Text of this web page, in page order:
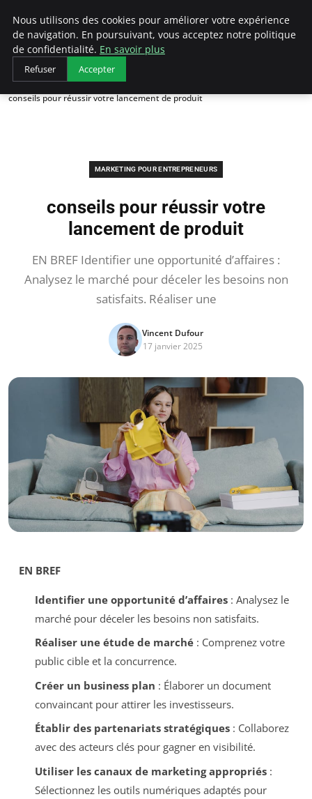
LECFCM
Accueil
Marketing pour entrepreneurs
conseils pour réussir votre lancement de produit
MARKETING POUR ENTREPRENEURS
conseils pour réussir votre
lancement de produit
EN BREF Identifier une opportunité d’affaires :
Analysez le marché pour déceler les besoins non
satisfaits. Réaliser une
Vincent Dufour
17 janvier 2025
EN BREF
Identifier une opportunité d’affaires: Analysez le
marché pour déceler les besoins non satisfaits.
Réaliser une étude de marché: Comprenez votre
public cible et la concurrence.
Créer un business plan : Élaborer un document
convaincant pour attirer les investisseurs.
Établir des partenariats stratégiques: Collaborez
avec des acteurs clés pour gagner en visibilité.
Utiliser les canaux de marketing appropriés:
Sélectionnez les outils numériques adaptés pour
Nous utilisons des cookies pour améliorer votre expérience
de navigation. En poursuivant, vous acceptez notre politique
de confidentialité. En savoir plus
Refuser Accepter